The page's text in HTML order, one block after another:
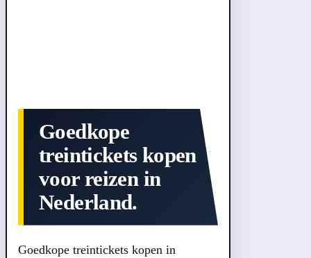
Goedkope
treintickets kopen
voor reizen in
Nederland.
Goedkope treintickets kopen in